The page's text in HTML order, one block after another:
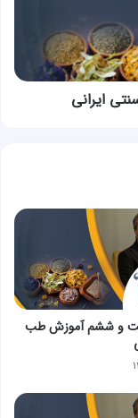
ایرانی
و ششم آموزش طب